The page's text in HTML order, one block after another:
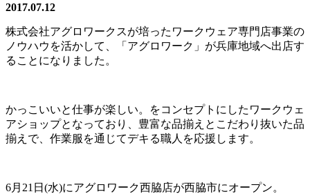
2017.07.12
株式会社アグロワークスが培ったワークウェア専門店事業の
ノウハウを活かして、「アグロワーク」が兵庫地域へ出店す
ることになりました。
かっこいいと仕事が楽しい。をコンセプトにしたワークウェ
アショップとなっており、豊富な品揃えとこだわり抜いた品
揃えで、作業服を通じてデキる職人を応援します。
6月21日(水)にアグロワーク西脇店が西脇市にオープン。